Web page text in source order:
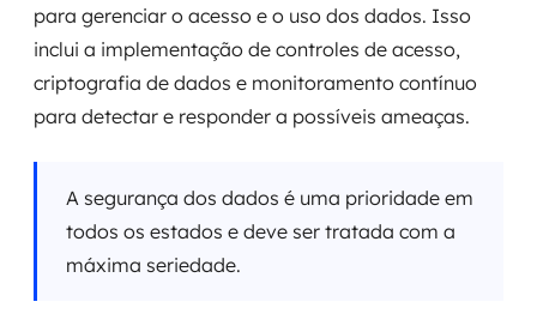
para gerenciar o acesso e o uso dos dados. Isso
inclui a implementação de controles de acesso,
criptografia de dados e monitoramento contínuo
para detectar e responder a possíveis ameaças.
A segurança dos dados é uma prioridade em
todos os estados e deve ser tratada com a
máxima seriedade.